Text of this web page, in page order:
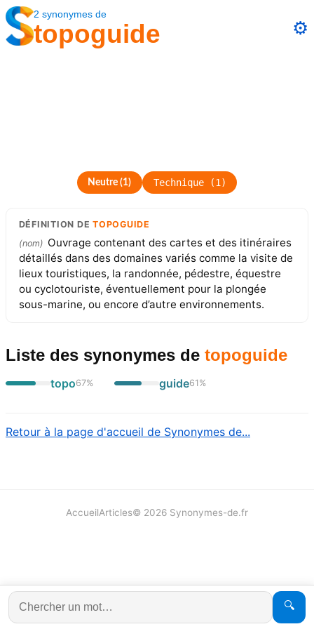
2 synonymes de
topoguide ⚙️
Neutre (1) Technique(1 )
DÉFINITION DETOPOGUIDE
(nom) Ouvrage contenant des cartes et des itinéraires
détaillés dans des domaines variés comme la visite de
lieux touristiques, la randonnée, pédestre, équestre
ou cyclotouriste, éventuellement pour la plongée
sous-marine, ou encore d’autre environnements.
Liste des synonymes de topoguide
topo67% guide61 %
Retour à la page d'accueil de Synonymes de...
🔍
AccueilArticles© 2026 Synonymes-de.fr